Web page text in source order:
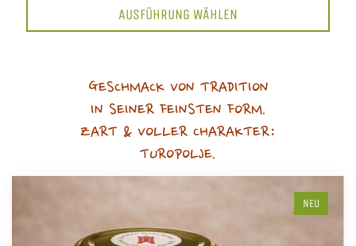
AUSFÜHRUNG WÄHLEN
GESCHMACK VON TRADITION
IN SEINER FEINSTEN FORM.
ZART & VOLLER CHARAKTER:
TUROPOLJE.
NEU